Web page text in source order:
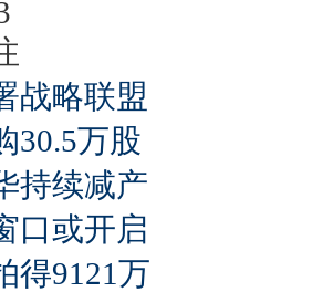
战略联盟
30.5万股
持续减产
口或开启
得9121万